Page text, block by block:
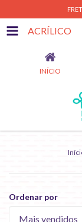
ACRÍLICO
INÍCIO
Ordenar por